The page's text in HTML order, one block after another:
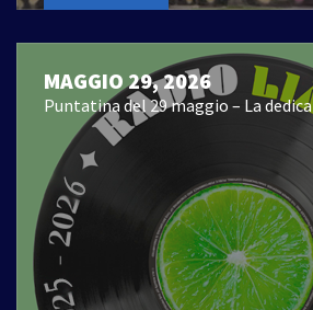
MAGGIO 29, 2026
Puntatina del 29 maggio – La dedica